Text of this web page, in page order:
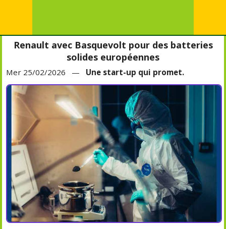
Renault avec Basquevolt pour des batteries
solides européennes
Mer 25/02/2026 — Une start-up qui promet.